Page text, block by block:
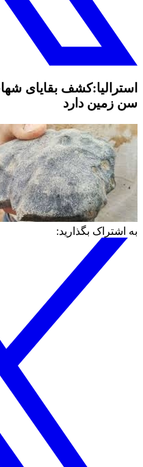
استرالیا:کشف بقایای
سن زمین دارد
به اشتراک بگذارید: